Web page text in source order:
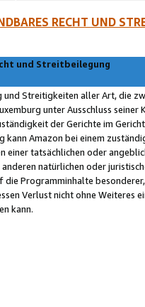
RECHT UND
und Streitbeilegung
und Streitigkeiten aller Art, die
unter Ausschluss
der Gerichte im
kann Amazon bei einem
einer tatsächlichen oder
natürlichen oder
die Programminhalte
Verlust nicht ohne Weiteres
kann.